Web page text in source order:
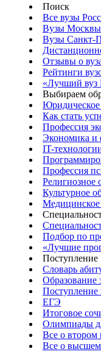
Поиск
Все вузы
Вузы Москвы
Вузы Санкт-
Отзывы о
Рейтинги
«Лучший вуз
Выбираем
Юридическое
Как стать
Профессия
Экономика и
IT-
Профессия
Религиозное
Культурное
Медицинское
Подбор по
«Лучшие
Поступление
Словарь
Образование
Поступление
ЕГЭ
Итоговое
Олимпиады
Все о втором
Все о высшем